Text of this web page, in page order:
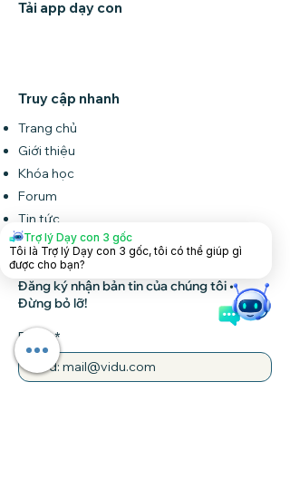
Tải app dạy con
Truy cập nhanh
Trang chủ
Giới thiệu
Khóa học
Forum
Tin tức
Liên hệ
Đăng ký nhận bản tin của chúng tôi •
Đừng bỏ lỡ!
Email
Trợ lý Dạy con 3 gốc
Tôi là Trợ lý Dạy con 3 gốc, tôi có thể giúp gì
được cho bạn?